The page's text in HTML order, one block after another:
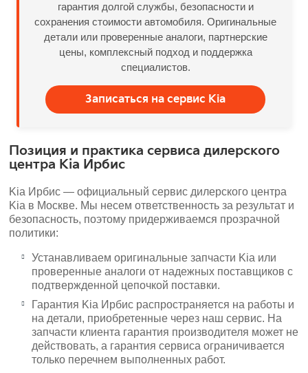
гарантия долгой службы, безопасности и
сохранения стоимости автомобиля. Оригинальные
детали или проверенные аналоги, партнерские
цены, комплексный подход и поддержка
специалистов.
Записаться на сервис Kia
Позиция и практика сервиса дилерского
центра Kia Ирбис
Kia Ирбис — официальный сервис дилерского центра
Kia в Москве. Мы несем ответственность за результат и
безопасность, поэтому придерживаемся прозрачной
политики:
Устанавливаем оригинальные запчасти Kia или
проверенные аналоги от надежных поставщиков с
подтвержденной цепочкой поставки.
Гарантия Kia Ирбис распространяется на работы и
на детали, приобретенные через наш сервис. На
запчасти клиента гарантия производителя может не
действовать, а гарантия сервиса ограничивается
только перечнем выполненных работ.